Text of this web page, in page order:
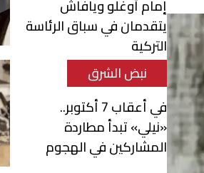
إمام أوغلو ويافاش
يتقدمان في سباق الرئاسة
التركية
نبض الشرق
في أعقاب 7 أكتوبر..
«نيلي» تبدأ مطاردة
المشاركين في الهجوم